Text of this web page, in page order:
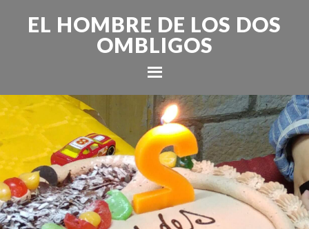
EL HOMBRE DE LOS DOS
OMBLIGOS